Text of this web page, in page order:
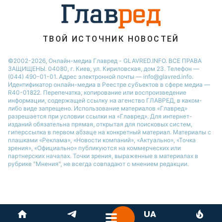
ТВОЙ ИСТОЧНИК НОВОСТЕЙ
©2002-2026, Онлайн-медиа Главред - GLAVRED.INFO. ВСЕ ПРАВА
ЗАЩИЩЕНЫ. 04080, г. Киев, ул. Кириловская, дом 23. Телефон —
(044) 490-01-01. Адрес электронной почты — info@glavred.info.
Идентификатор онлайн-медиа в Реестре cубъектов в сфере медиа —
R40-01822. Перепечатка, копирование или воспроизведение
информации, содержащей ссылку на агенство ГЛАВРЕД, в каком-
либо виде запрещено. Использование материалов «Главред»
разрешается при условии ссылки на «Главред». Для интернет-
изданий обязательна прямая, открытая для поисковых систем,
гиперссылка в первом абзаце на конкретный материал. Материалы с
плашками «Реклама», «Новости компаний», «Актуально», «Точка
зрения», «Официально» публикуются на коммерческих или
партнерских началах. Точки зрения, выраженные в материалах в
рубрике "Мнения", не всегда совпадают с мнением редакции.